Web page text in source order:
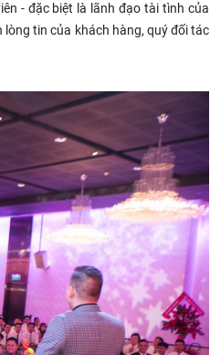
- đặc biệt là lãnh đạo tài tình của
tin của khách hàng, quý đối tác